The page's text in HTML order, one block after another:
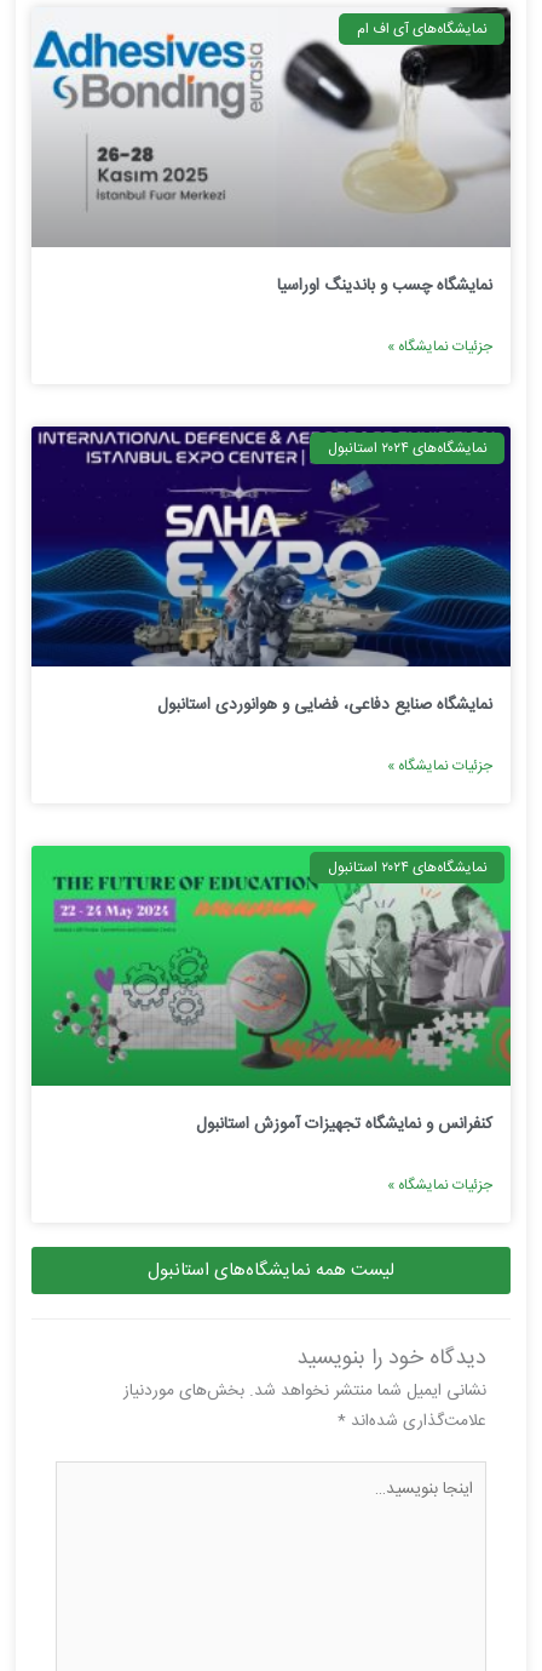
نمایشگاه‌های آی اف ام
نمایشگاه چسب و باندینگ اوراسیا
جزئیات نمایشگاه »
نمایشگاه‌های ۲۰۲۴ استانبول
نمایشگاه صنایع دفاعی، فضایی و هوانوردی استانبول
جزئیات نمایشگاه »
نمایشگاه‌های ۲۰۲۴ استانبول
کنفرانس و نمایشگاه تجهیزات آموزش استانبول
جزئیات نمایشگاه »
لیست همه نمایشگاه‌های استانبول
دیدگاه‌ خود را بنویسید
نشانی ایمیل شما منتشر نخواهد شد. بخش‌های موردنیاز
علامت‌گذاری شده‌اند*
اینجا
بنویسید…